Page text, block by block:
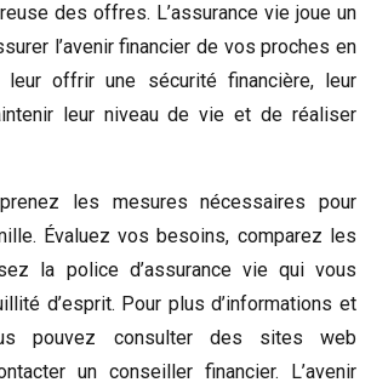
des offres. L’assurance vie joue un
l’avenir financier de vos proches en
offrir une sécurité financière, leur
leur niveau de vie et de réaliser
les mesures nécessaires pour
Évaluez vos besoins, comparez les
la police d’assurance vie qui vous
d’esprit. Pour plus d’informations et
pouvez consulter des sites web
un conseiller financier. L’avenir